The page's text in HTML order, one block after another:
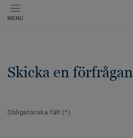
MENU
Skicka en förfrågan
Obligatoriska fält (*)